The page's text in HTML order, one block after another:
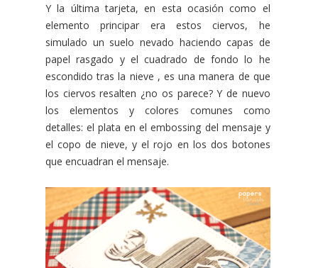
Y la última tarjeta, en esta ocasión como el
elemento principar era estos ciervos, he
simulado un suelo nevado haciendo capas de
papel rasgado y el cuadrado de fondo lo he
escondido tras la nieve , es una manera de que
los ciervos resalten ¿no os parece? Y de nuevo
los elementos y colores comunes como
detalles: el plata en el embossing del mensaje y
el copo de nieve, y el rojo en los dos botones
que encuadran el mensaje.